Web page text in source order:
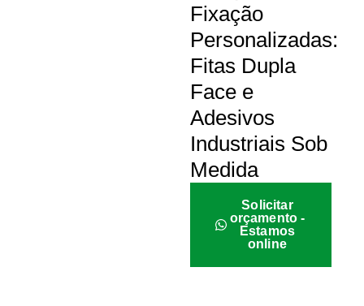
Fixação
Personalizadas:
Fitas Dupla
Face e
Adesivos
Industriais Sob
Medida
Solicitar
orçamento -
Estamos
online